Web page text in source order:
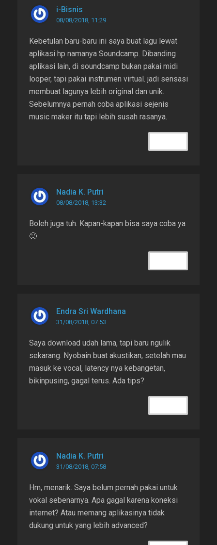
i-Bisnis
08/08/2018, 11:29
Kebetulan baru-baru ini saya buat lagu lewat
aplikasi hp namanya Soundcamp. Dibanding
aplikasi lain, di soundcamp bukan pakai midi
looper, tapi pakai instrumen virtual. jadi sensasi
membuat lagunya lebih original dan unik.
Sebelumnya pernah coba aplikasi sejenis
music maker itu tapi lebih susah rasanya.
Nadia K. Putri
08/08/2018, 13:32
Boleh juga tuh. Kapan-kapan bisa saya coba ya
🙂
Endra Sri Wardhana
31/08/2018, 07:53
Saya download udah lama, tapi baru ngulik
sekarang. Nyobain buat akustikan, setelah mau
masuk ke vocal, latency nya kebangetan,
bikinpusing, gagal terus. Ada tips?
Nadia K. Putri
31/08/2018, 07:58
Hm, menarik. Saya belum pernah pakai untuk
vokal sebenarnya. Apa gagal karena koneksi
internet? Atau memang aplikasinya tidak
dukung untuk yang lebih advanced?